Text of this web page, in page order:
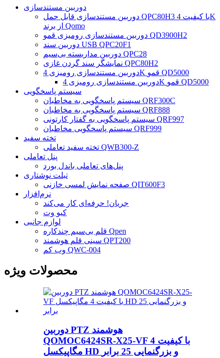
دوربین مستندسازی
دوربین مستندسازی قابل حمل QPC80H3 با کیفیت 4K
از برند Qomo
دوربین مستندسازی رومیزی قمو QD3900H2
دوربین سند USB QPC20F1
دوربین مداربسته بی‌سیم QPC28
نمایشگر سند گردن غازی QPC80H2
دوربین مستندسازی رومیزی 4K قمو QD5000
دوربین مستندسازی رومیزی 4K قمو QD5000
سیستم پاسخگویی
سیستم پاسخگویی به مخاطبان QRF300C
سیستم پاسخگویی به مخاطبان QRF888
سیستم پاسخگویی به گفتار کارتونی QRF997
سیستم پاسخگویی مخاطبان QRF999
تخته سفید
تخته سفید تعاملی QWB300-Z
پنل تعاملی
پنل‌های تعاملی باندل بورد
تبلت نوشتاری
صفحه نمایش لمسی خازنی QIT600F3
نرم‌افزار
جریان! حرفه‌ای کار می‌کند
کیو وت
لوازم جانبی
قلم بی‌سیم چندکاره Qpen
سینی قلم هوشمند QPT200
وب کم QWC-004
محصولات ویژه
دوربین PTZ هوشمند
QOMOC6424SR-X25-VF با کیفیت 4
مگاپیکسل HD و بزرگنمایی 25 برابر